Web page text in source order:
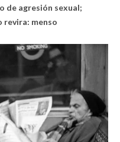
de agresión sexual;
menso